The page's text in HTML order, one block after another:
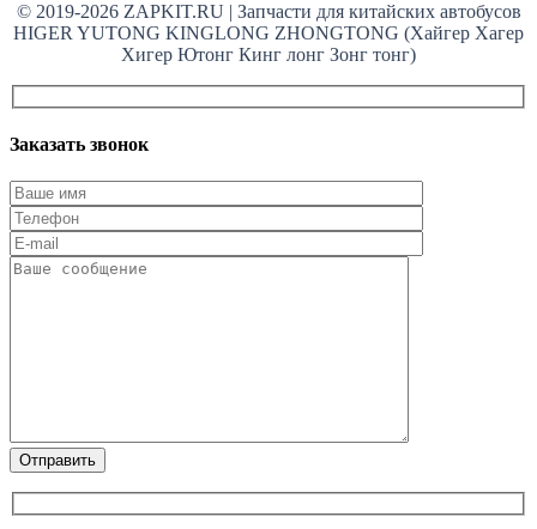
© 2019-2026 ZAPKIT.RU | Запчасти для китайских автобусов
HIGER YUTONG KINGLONG ZHONGTONG (Хайгер Хагер
Хигер Ютонг Кинг лонг Зонг тонг)
Заказать звонок